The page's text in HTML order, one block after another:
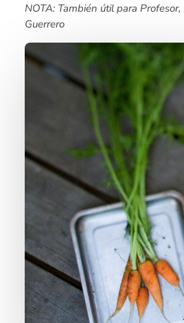
NOTA: También útil para
Guerrero